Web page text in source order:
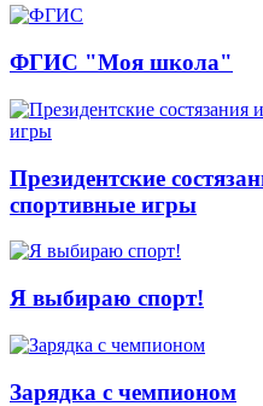
ФГИС "Моя школа"
Президентские
спортивные игры
Я выбираю спорт!
Зарядка с чемпионом